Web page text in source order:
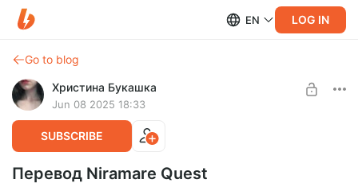
EN LOG IN
Go to blog
Христина Букашка
Jun 08 2025 18:33
SUBSCRIBE
Перевод Niramare Quest